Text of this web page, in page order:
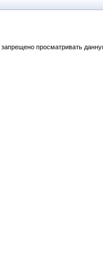
просматривать